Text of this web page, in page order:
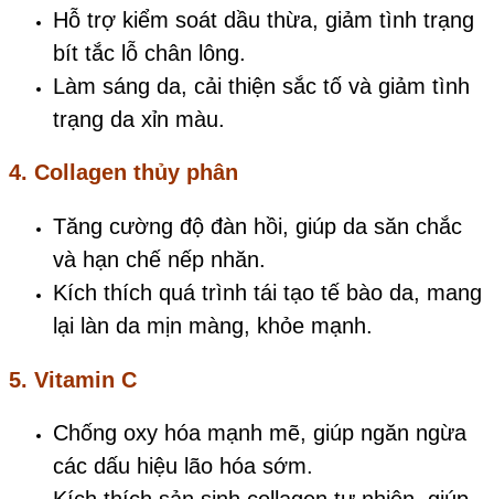
Hỗ trợ kiểm soát dầu thừa, giảm tình trạng
bít tắc lỗ chân lông.
Làm sáng da, cải thiện sắc tố và giảm tình
trạng da xỉn màu.
4. Collagen thủy phân
Tăng cường độ đàn hồi, giúp da săn chắc
và hạn chế nếp nhăn.
Kích thích quá trình tái tạo tế bào da, mang
lại làn da mịn màng, khỏe mạnh.
5. Vitamin C
Chống oxy hóa mạnh mẽ, giúp ngăn ngừa
các dấu hiệu lão hóa sớm.